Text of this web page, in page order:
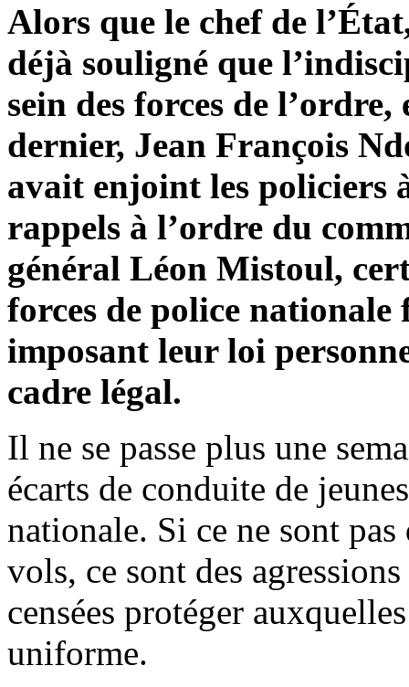
Alors que le chef de
déjà souligné que
sein des forces de
dernier, Jean François
avait enjoint les policiers
rappels à l’ordre du
général Léon Mistoul,
forces de police
imposant leur loi
cadre légal.
Il ne se passe plus une
écarts de conduite de
nationale. Si ce ne sont pas
vols, ce sont des
censées protéger
uniforme.